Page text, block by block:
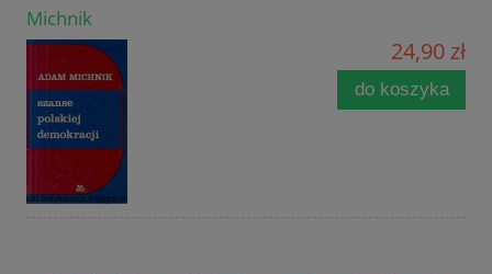
Michnik
24,90 zł
do koszyka